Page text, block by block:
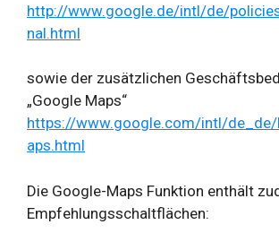
http://www.google.de/intl/de/
nal.html
sowie der zusätzlichen
„Google Maps“
https://www.google.com/intl/
aps.html
Die Google-Maps Funktion enthält
Empfehlungsschaltflächen: